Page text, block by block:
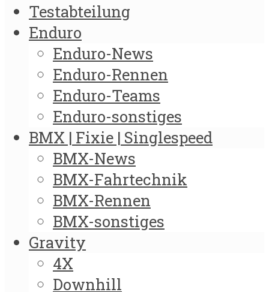
Testabteilung
Enduro
Enduro-News
Enduro-Rennen
Enduro-Teams
Enduro-sonstiges
BMX | Fixie | Singlespeed
BMX-News
BMX-Fahrtechnik
BMX-Rennen
BMX-sonstiges
Gravity
4X
Downhill